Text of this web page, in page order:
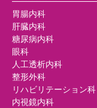
胃腸内科
肝臓内科
糖尿病内科
眼科
人工透析内科
整形外科
リハビリテーション科
内視鏡内科